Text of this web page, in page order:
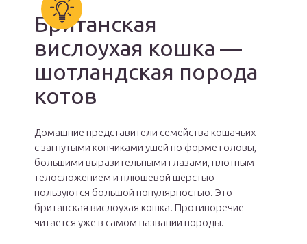
Британская
вислоухая кошка —
шотландская порода
котов
Домашние представители семейства кошачьих
с загнутыми кончиками ушей по форме головы,
большими выразительными глазами, плотным
телосложением и плюшевой шерстью
пользуются большой популярностью. Это
британская вислоухая кошка. Противоречие
читается уже в самом названии породы.